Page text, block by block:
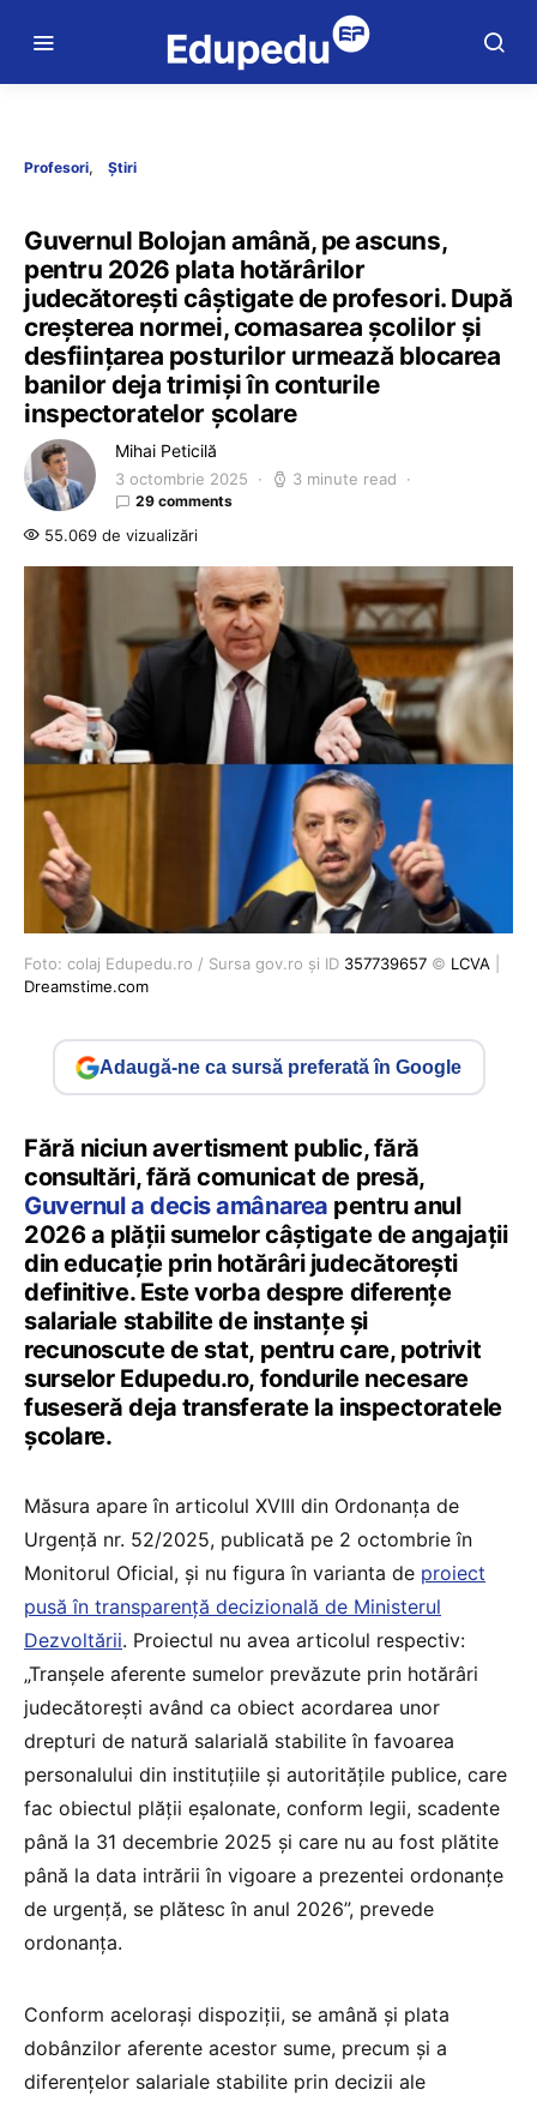
Profesori Știri
Guvernul Bolojan amână, pe ascuns,
pentru 2026 plata hotărârilor
judecătorești câștigate de profesori. După
creșterea normei, comasarea școlilor și
desființarea posturilor urmează blocarea
banilor deja trimiși în conturile
inspectoratelor școlare
Mihai Peticilă
3 octombrie 2025 3 minute read
29 comments
55.069 de vizualizări
Foto: colaj Edupedu.ro / Sursa gov.ro și ID 357739657 © LCVA
Dreamstime.com
Adaugă-ne ca sursă preferată în Google
Fără niciun avertisment public, fără
consultări, fără comunicat de presă,
Guvernul a decis amânarea pentru anul
2026 a plății sumelor câștigate de angajații
din educație prin hotărâri judecătorești
definitive. Este vorba despre diferențe
salariale stabilite de instanțe și
recunoscute de stat, pentru care, potrivit
surselor Edupedu.ro, fondurile necesare
fuseseră deja transferate la inspectoratele
școlare.
Măsura apare în articolul XVIII din Ordonanța de
Urgență nr. 52/2025, publicată pe 2 octombrie în
Monitorul Oficial, și nu figura în varianta de proiect
pusă în transparență decizională de Ministerul
Dezvoltării. Proiectul nu avea articolul respectiv:
„Tranșele aferente sumelor prevăzute prin hotărâri
judecătorești având ca obiect acordarea unor
drepturi de natură salarială stabilite în favoarea
personalului din instituțiile și autoritățile publice, care
fac obiectul plății eșalonate, conform legii, scadente
până la 31 decembrie 2025 și care nu au fost plătite
până la data intrării în vigoare a prezentei ordonanțe
de urgență, se plătesc în anul 2026”, prevede
ordonanța.
Conform acelorași dispoziții, se amână și plata
dobânzilor aferente acestor sume, precum și a
diferențelor salariale stabilite prin decizii ale